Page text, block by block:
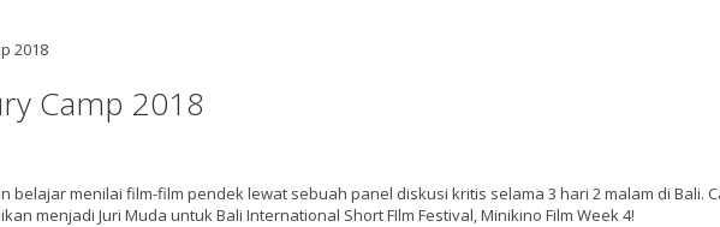
2018
Camp 2018
belajar menilai film-film pendek lewat sebuah panel diskusi kritis selama 3 hari 2 malam di
menjadi Juri Muda untuk Bali International Short FIlm Festival, Minikino Film Week 4!